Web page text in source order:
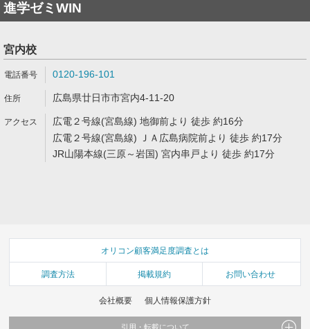
進学ゼミWIN
宮内校
0120-196-101
広島県廿日市市宮内4-11-20
広電２号線(宮島線) 地御前より 徒歩 約16分
広電２号線(宮島線) ＪＡ広島病院前より 徒歩 約17分
JR山陽本線(三原～岩国) 宮内串戸より 徒歩 約17分
オリコン顧客満足度調査とは
調査方法 掲載規約 お問い合わせ
会社概要 個人情報保護方針
引用・転載について